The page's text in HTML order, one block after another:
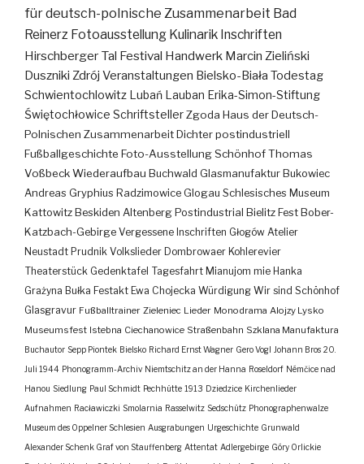
für deutsch-polnische Zusammenarbeit Bad
Reinerz Fotoausstellung Kulinarik Inschriften
Hirschberger Tal Festival Handwerk Marcin Zieliński
Duszniki Zdrój Veranstaltungen Bielsko-Biała Todestag
Schwientochlowitz
Lubań Lauban Erika-Simon-Stiftung
Świętochłowice SchriftstellerZgoda Haus der Deutsch-
Polnischen ZusammenarbeitDichterpostindustriell
Fußballgeschichte Foto-AusstellungSchönhofThomas
VoßbeckWiederaufbau Buchwald Glasmanufaktur Bukowiec
Andreas Gryphius Radzimowice Glogau Schlesisches Museum
Kattowitz Beskiden Altenberg Postindustrial Bielitz Fest Bober-
Katzbach-Gebirge Vergessene Inschriften Głogów Atelier
Neustadt Prudnik Volkslieder Dombrowaer Kohlerevier
Theaterstück Gedenktafel Tagesfahrt Mianujom mie Hanka
Grażyna Bułka Festakt Ewa Chojecka Würdigung Wir sind Schönhof
Glasgravur Fußballtrainer Zieleniec Lieder Monodrama Alojzy Lysko
Museumsfest Istebna Ciechanowice Straßenbahn Szklana Manufaktura
Buchautor Sepp Piontek Bielsko Richard Ernst Wagner Gero Vogl Johann Bros 20.
Juli 1944 Phonogramm-Archiv Niemtschitz an der Hanna Roseldorf Némčice nad
Hanou Siedlung Paul Schmidt Pechhütte 1913 Dziedzice Kirchenlieder
Aufnahmen Racławiczki Smolarnia Rasselwitz Sedschütz Phonographenwalze
Museum des Oppelner Schlesien Ausgrabungen Urgeschichte Grunwald
Alexander Schenk Graf von Stauffenberg Attentat Adlergebirge Góry Orlickie